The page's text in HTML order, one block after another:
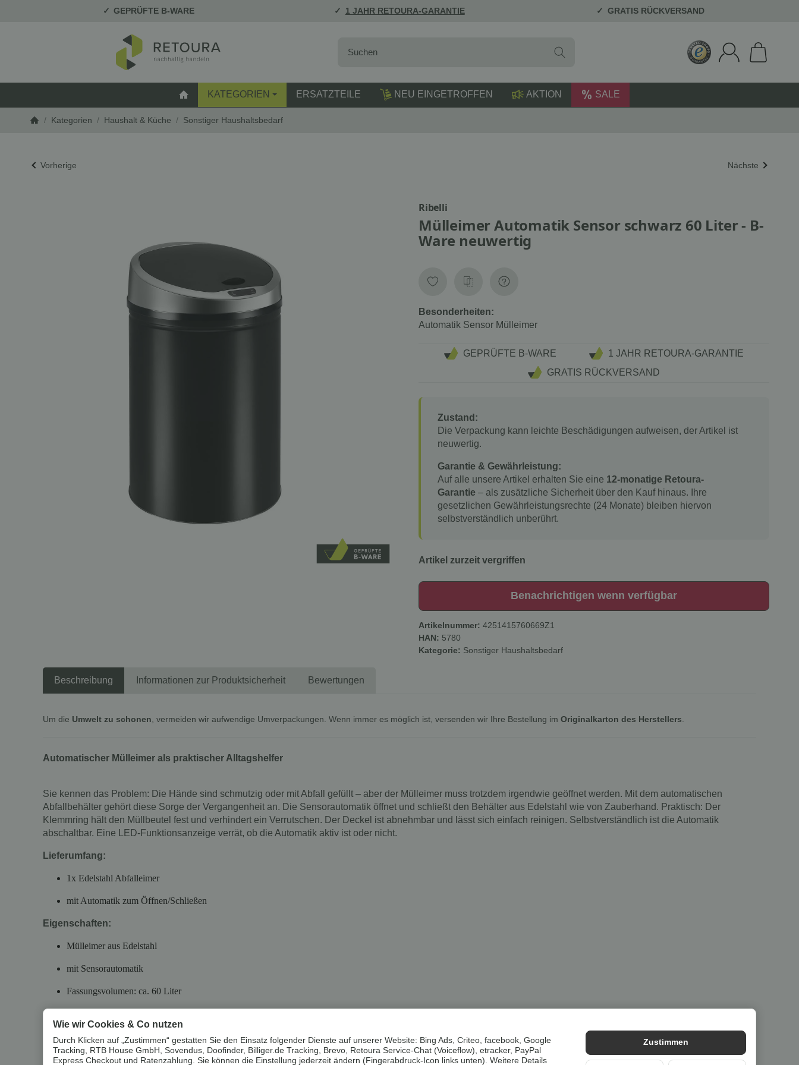
GEPRÜFTE B-WARE 1 JAHR RETOURA-GARANTIE GRATIS RÜCKVERSAND
STARTSEITE
KATEGORIEN ERSATZTEILE NEU EINGETROFFEN AKTION SALE
/ Kategorien / Haushalt & Küche / Sonstiger Haushaltsbedarf
Vorherige Nächste
Ribelli
Mülleimer Automatik Sensor schwarz 60 Liter - B-
Ware neuwertig
Besonderheiten:
Automatik Sensor Mülleimer
GEPRÜFTE B-WARE
1 JAHR RETOURA-GARANTIE
GRATIS RÜCKVERSAND
Zustand:
Die Verpackung kann leichte Beschädigungen aufweisen, der Artikel ist
neuwertig.
Garantie & Gewährleistung:
Auf alle unsere Artikel erhalten Sie eine 12-monatige Retoura-
Garantie – als zusätzliche Sicherheit über den Kauf hinaus. Ihre
gesetzlichen Gewährleistungsrechte (24 Monate) bleiben hiervon
selbstverständlich unberührt.
Artikel zurzeit vergriffen
Benachrichtigen wenn verfügbar
Artikelnummer: 4251415760669Z1
HAN: 5780
Kategorie: Sonstiger Haushaltsbedarf
Beschreibung Informationen zur Produktsicherheit Bewertungen
Um die Umwelt zu schonen, vermeiden wir aufwendige Umverpackungen. Wenn immer es möglich ist, versenden wir Ihre Bestellung im Originalkarton des Herstellers.
Automatischer Mülleimer als praktischer Alltagshelfer
Sie kennen das Problem: Die Hände sind schmutzig oder mit Abfall gefüllt – aber der Mülleimer muss trotzdem irgendwie geöffnet werden. Mit dem automatischen
Abfallbehälter gehört diese Sorge der Vergangenheit an. Die Sensorautomatik öffnet und schließt den Behälter aus Edelstahl wie von Zauberhand. Praktisch: Der
Klemmring hält den Müllbeutel fest und verhindert ein Verrutschen. Der Deckel ist abnehmbar und lässt sich einfach reinigen. Selbstverständlich ist die Automatik
abschaltbar. Eine LED-Funktionsanzeige verrät, ob die Automatik aktiv ist oder nicht.
Lieferumfang:
1x Edelstahl Abfalleimer
mit Automatik zum Öffnen/Schließen
Eigenschaften:
Mülleimer aus Edelstahl
mit Sensorautomatik
Fassungsvolumen: ca. 60 Liter
Fakten:
Hochwertiger Abfalleimer
Zustimmen
Wie wir Cookies & Co nutzen
Durch Klicken auf „Zustimmen“ gestatten Sie den Einsatz folgender Dienste auf unserer Website: Bing Ads, Criteo, facebook, Google
Tracking, RTB House GmbH, Sovendus, Doofinder, Billiger.de Tracking, Brevo, Retoura Service-Chat (Voiceflow), etracker, PayPal
Express Checkout und Ratenzahlung. Sie können die Einstellung jederzeit ändern (Fingerabdruck-Icon links unten). Weitere Details